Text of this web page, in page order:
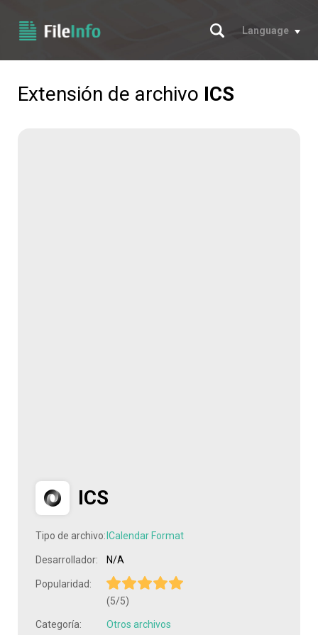
Buscar
Language
Extensión de archivo ICS
ICS
Tipo de archivo: ICalendar Format
Desarrollador: N/A
Popularidad:
(5/5)
Categoría: Otros archivos